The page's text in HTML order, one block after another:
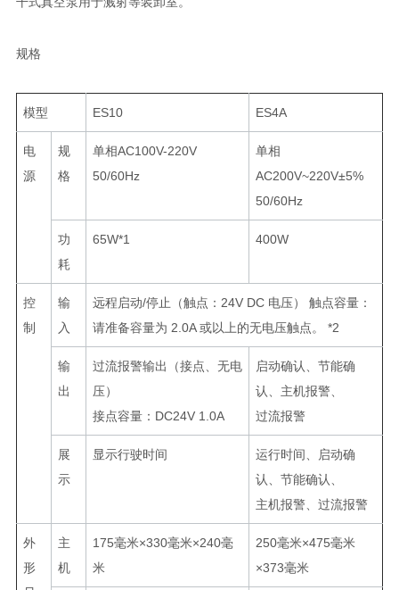
规格
模型 ES10 ES4A
电
源
规
格
单相AC100V-220V
50/60Hz
单相
AC200V~220V±5%
50/60Hz
功
耗
65W*1 400W
控
制
输
入
远程启动/停止（触点：24V DC 电压） 触点容量：
请准备容量为 2.0A 或以上的无电压触点。 *2
输
出
过流报警输出（接点、无电
压）
接点容量：DC24V 1.0A
启动确认、节能确
认、主机报警、
过流报警
展
示
显示行驶时间
运行时间、启动确
认、节能确认、
主机报警、过流报警
外
形
主
机
175毫米×330毫米×240毫
米
250毫米×475毫米
×373毫米